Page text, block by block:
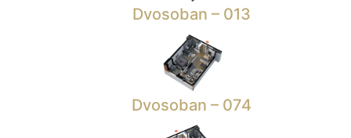
Dvosoban – 013
Dvosoban – 074